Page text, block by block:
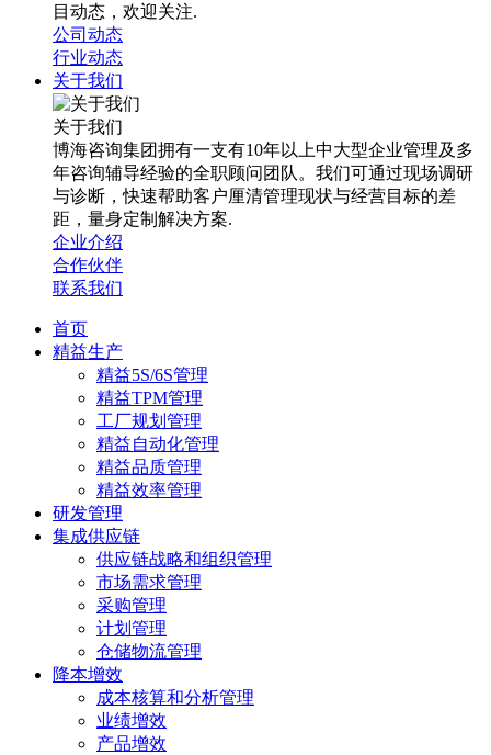
目动态，欢迎关注.
公司动态
行业动态
关于我们
关于我们
博海咨询集团拥有一支有10年以上中大型企业管理及多
年咨询辅导经验的全职顾问团队。我们可通过现场调研
与诊断，快速帮助客户厘清管理现状与经营目标的差
距，量身定制解决方案.
企业介绍
合作伙伴
联系我们
首页
精益生产
精益5S/6S管理
精益TPM管理
工厂规划管理
精益自动化管理
精益品质管理
精益效率管理
研发管理
集成供应链
供应链战略和组织管理
市场需求管理
采购管理
计划管理
仓储物流管理
降本增效
成本核算和分析管理
业绩增效
产品增效